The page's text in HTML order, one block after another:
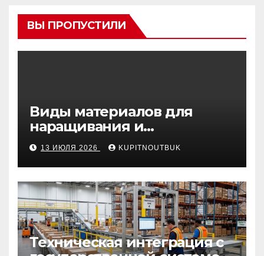
ВЫ ПРОПУСТИЛИ
Виды материалов для
наращивания и
моделирования ногтей
13 ИЮЛЯ 2026 KUPITNOUTBUK
Техническая интеграция с